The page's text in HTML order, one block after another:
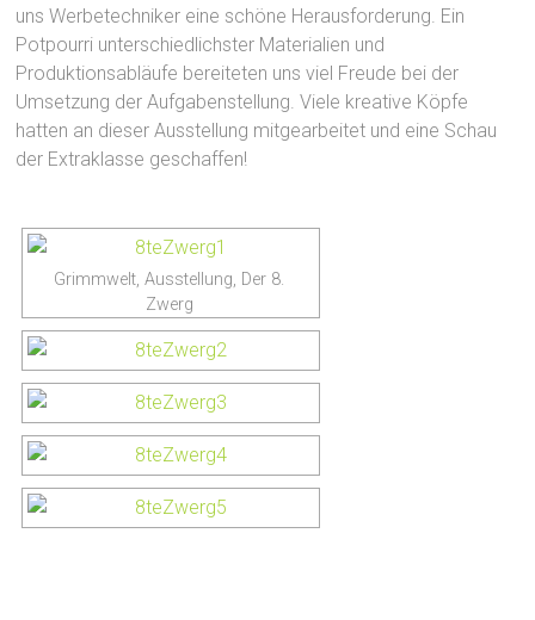
uns Werbetechniker eine schöne Herausforderung. Ein
Potpourri unterschiedlichster Materialien und
Produktionsabläufe bereiteten uns viel Freude bei der
Umsetzung der Aufgabenstellung. Viele kreative Köpfe
hatten an dieser Ausstellung mitgearbeitet und eine Schau
der Extraklasse geschaffen!
Grimmwelt, Ausstellung, Der 8.
Zwerg